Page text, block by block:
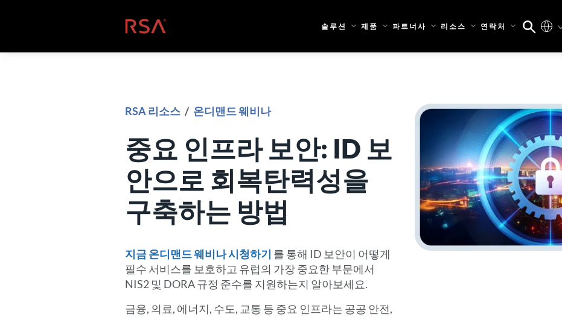
홈 솔루션 제품 파트너사 리소스 연락처
RSA 리소스 / 온디맨드 웨비나
중요 인프라 보안: ID 보
안으로 회복탄력성을
구축하는 방법
지금 온디맨드 웨비나 시청하기 를 통해 ID 보안이 어떻게
필수 서비스를 보호하고 유럽의 가장 중요한 부문에서
NIS2 및 DORA 규정 준수를 지원하는지 알아보세요.
금융, 의료, 에너지, 수도, 교통 등 중요 인프라는 공공 안전,